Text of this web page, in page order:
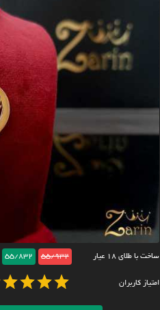
ساخت با طلای ۱۸ عیار 55/932
55/832
امتیاز کاربران